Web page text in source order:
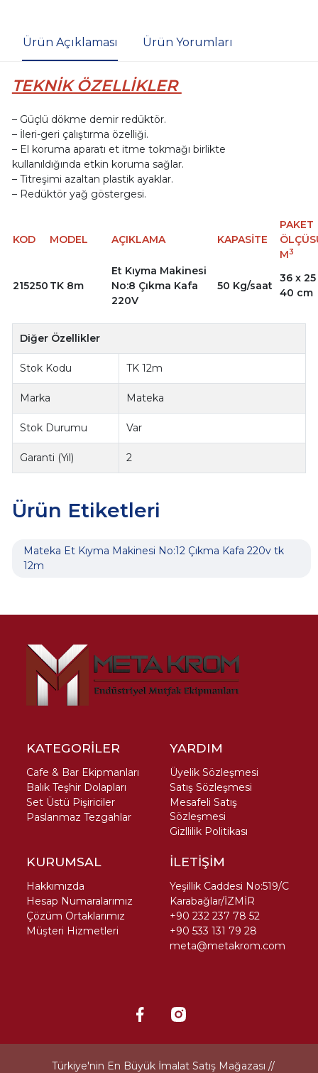
Ürün Açıklaması Ürün Yorumları
TEKNİK ÖZELLİKLER
– Güçlü dökme demir redüktör.
– İleri-geri çalıştırma özelliği.
– El koruma aparatı et itme tokmağı birlikte
kullanıldığında etkin koruma sağlar.
– Titreşimi azaltan plastik ayaklar.
– Redüktör yağ göstergesi.
KOD MODEL AÇIKLAMA KAPASİTE
PAKET
M3
215250 TK 8m
Et Kıyma Makinesi
No:8 Çıkma Kafa
220V
50 Kg/saat
36 x 25
40 cm
Diğer Özellikler
Stok Kodu TK 12m
Marka Mateka
Stok Durumu Var
Garanti (Yıl) 2
Ürün Etiketleri
Mateka Et Kıyma Makinesi No:12 Çıkma Kafa 220v tk
12m
KATEGORİLER
Cafe & Bar Ekipmanları
Balık Teşhir Dolapları
Set Üstü Pişiriciler
Paslanmaz Tezgahlar
YARDIM
Üyelik Sözleşmesi
Satış Sözleşmesi
Mesafeli Satış
Sözleşmesi
Gizllilik Politikası
KURUMSAL
Hakkımızda
Hesap Numaralarımız
Çözüm Ortaklarımız
Müşteri Hizmetleri
İLETİŞİM
Yeşillik Caddesi No:519/C
Karabağlar/İZMİR
+90 232 237 78 52
+90 533 131 79 28
meta@metakrom.com
Türkiye'nin En Büyük İmalat Satış Mağazası //